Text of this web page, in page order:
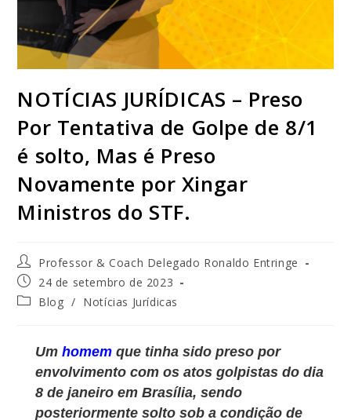
NOTÍCIAS JURÍDICAS – Preso
Por Tentativa de Golpe de 8/1
é solto, Mas é Preso
Novamente por Xingar
Ministros do STF.
Professor & Coach Delegado Ronaldo Entringe
24 de setembro de 2023
Blog / Notícias Jurídicas
Umhomem que tinha sido preso por
envolvimento com os atos golpistas do dia
8 de janeiro em Brasília, sendo
posteriormente solto sob a condição de